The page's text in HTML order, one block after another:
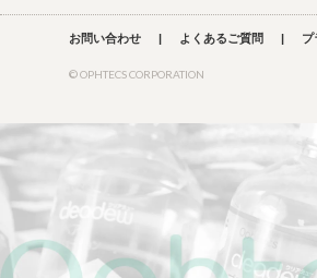
お問い合わせ よくあるご質問 プ
© OPHTECS CORPORATION